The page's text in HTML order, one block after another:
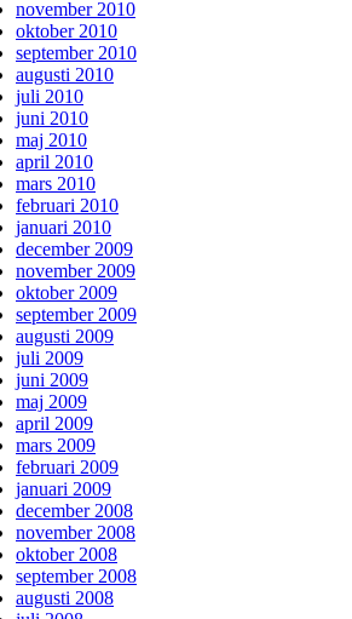
november 2010
oktober 2010
september 2010
augusti 2010
juli 2010
juni 2010
maj 2010
april 2010
mars 2010
februari 2010
januari 2010
december 2009
november 2009
oktober 2009
september 2009
augusti 2009
juli 2009
juni 2009
maj 2009
april 2009
mars 2009
februari 2009
januari 2009
december 2008
november 2008
oktober 2008
september 2008
augusti 2008